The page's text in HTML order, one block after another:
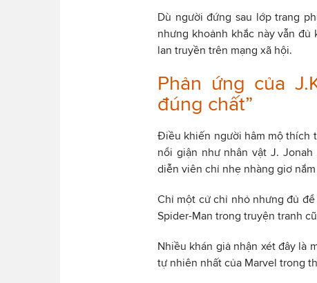
Dù người đứng sau lớp trang
nhưng khoảnh khắc này vẫn
lan truyền trên mạng xã hội.
Phản ứng của
đúng chất”
Điều khiến người hâm mộ thích
nổi giận như nhân vật J. Jonah
diễn viên chỉ nhẹ nhàng giơ
Chỉ một cử chỉ nhỏ nhưng đủ
Spider-Man trong truyện tranh
Nhiều khán giả nhận xét đây là
tự nhiên nhất của Marvel trong